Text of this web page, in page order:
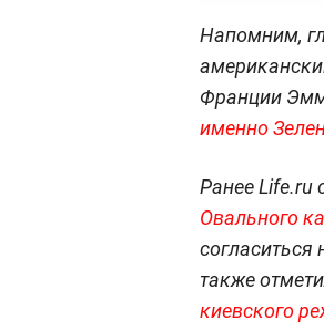
Напомним,
Франции
именно
Ранее Life.ru
Овального
также
киевского